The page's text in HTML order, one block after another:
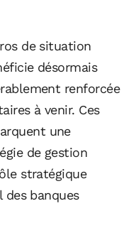
de situation
désormais
renforcée
à venir. Ces
une
de gestion
stratégique
des banques